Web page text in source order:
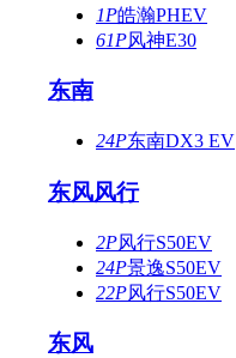
1P皓瀚PHEV
61P风神E30
东南
24P东南DX3 EV
东风风行
2P风行S50EV
24P景逸S50EV
22P风行S50EV
东风